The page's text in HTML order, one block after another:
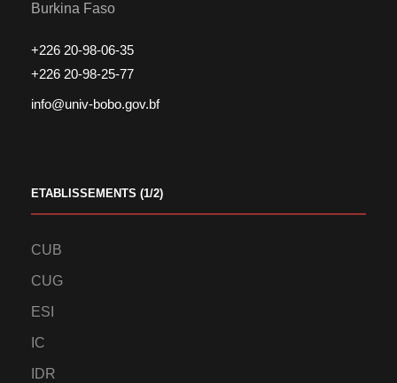
Burkina Faso
+226 20-98-06-35
+226 20-98-25-77
info@univ-bobo.gov.bf
ETABLISSEMENTS (1/2)
CUB
CUG
ESI
IC
IDR